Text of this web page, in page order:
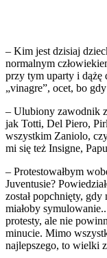
– Kim jest dzisiaj
normalnym
przy tym uparty i dążę
„vinagre”, ocet, bo
– Ulubiony zawodnik z
jak Totti, Del Piero,
wszystkim Zaniolo,
mi się też Insigne,
– Protestowałbym
Juventusie?
został popchnięty,
miałoby
protesty, ale nie
minucie. Mimo
najlepszego, to wielki